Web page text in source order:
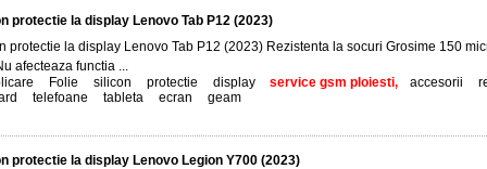
protectie la display Lenovo Tab P12 (2023)
protectie la display Lenovo Tab P12 (2023) Rezistenta la socuri Grosime 150
afecteaza functia ...
Folie silicon protectie display, service gsm ploiesti, accesorii
telefoane tableta ecran geam
protectie la display Lenovo Legion Y700 (2023)